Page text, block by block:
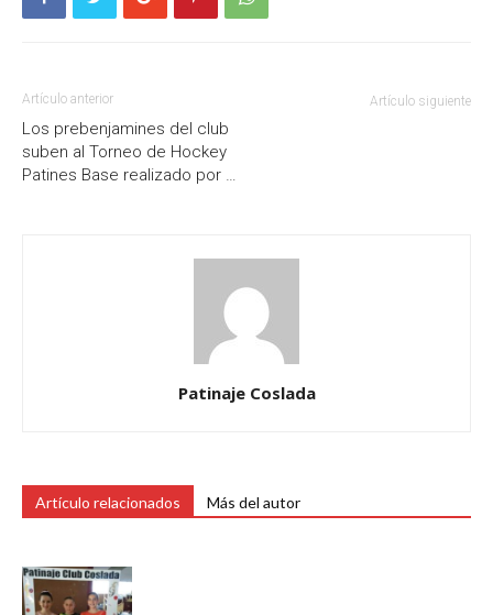
Artículo anterior
Los prebenjamines del club
suben al Torneo de Hockey
Patines Base realizado por …
Artículo siguiente
Patinaje Coslada
Artículo relacionados Más del autor